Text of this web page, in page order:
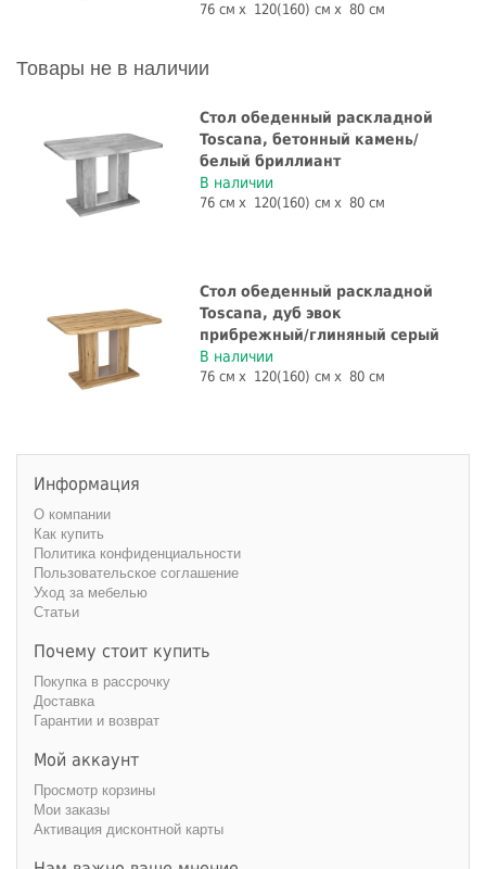
76 см 120(160) см 80 см
Товары не в наличии
Стол обеденный раскладной
Toscana, бетонный камень/
белый бриллиант
В наличии
76 см 120(160) см 80 см
Стол обеденный раскладной
Toscana, дуб эвок
прибрежный/глиняный серый
В наличии
76 см 120(160) см 80 см
Информация
О компании
Как купить
Политика конфиденциальности
Пользовательское соглашение
Уход за мебелью
Статьи
Почему стоит купить
Покупка в рассрочку
Доставка
Гарантии и возврат
Мой аккаунт
Просмотр корзины
Мои заказы
Активация дисконтной карты